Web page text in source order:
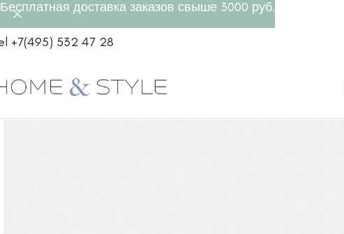
+7(495) 532 47 28
Бесплатная доставка заказов свыше 3000 руб.